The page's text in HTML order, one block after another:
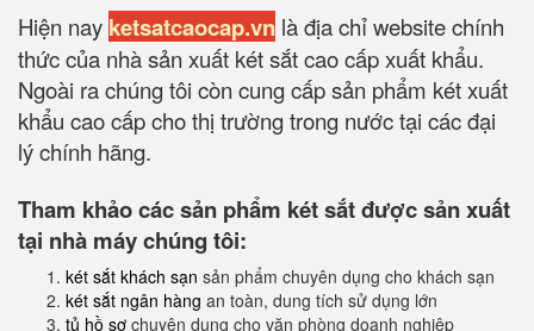
Hiện nay ketsatcaocap.vn là địa chỉ website chính
thức của nhà sản xuất két sắt cao cấp xuất khẩu.
Ngoài ra chúng tôi còn cung cấp sản phẩm két xuất
khẩu cao cấp cho thị trường trong nước tại các đại
lý chính hãng.
Tham khảo các sản phẩm két sắt được sản xuất
tại nhà máy chúng tôi:
két sắt khách sạn sản phẩm chuyên dụng cho khách sạn
két sắt ngân hàng an toàn, dung tích sử dụng lớn
tủ hồ sơ chuyên dụng cho văn phòng doanh nghiệp